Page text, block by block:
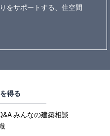
をサポートする、住空間
得る
みんなの建築相談